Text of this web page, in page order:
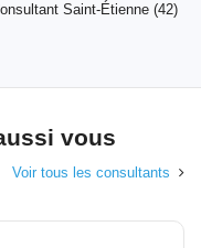
Saint-Étienne (42)
vous
Voir tous les consultants